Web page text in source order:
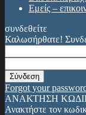
Εμείς –
συνδεθείτε
Καλωσήρθατε!
Forgot your
ΑΝΑΚΤΗΣΗ
Ανακτήστε τον